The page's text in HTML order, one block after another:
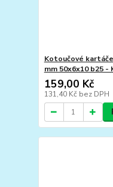
Kotoučové
mm 50x6x10 b25 -
159,00 Kč
131,40 Kč bez DPH